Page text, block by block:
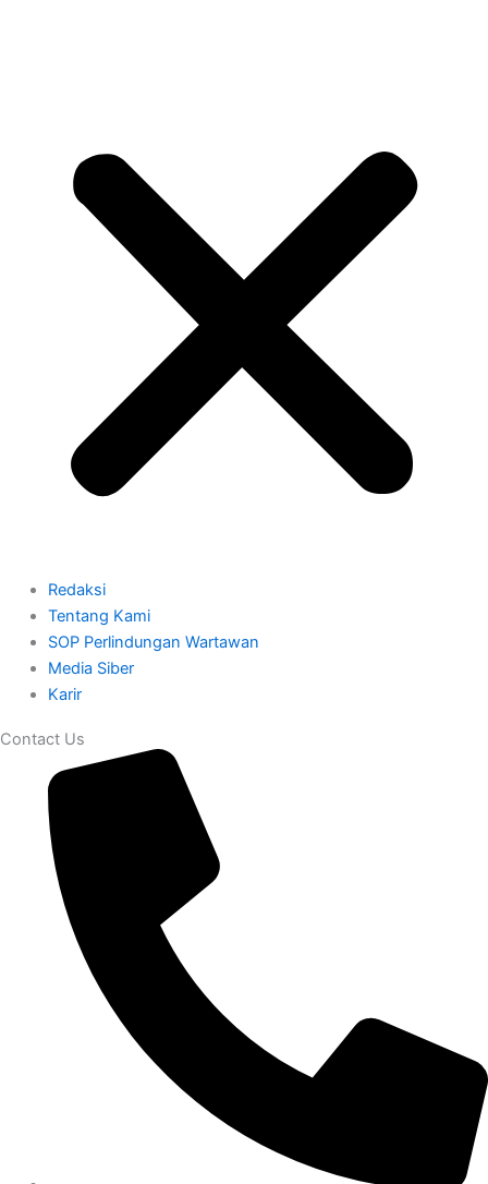
Redaksi
Tentang Kami
SOP Perlindungan Wartawan
Media Siber
Karir
Contact Us